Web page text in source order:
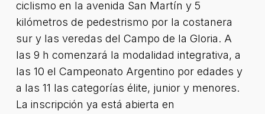
ciclismo en la avenida San Martín y 5
kilómetros de pedestrismo por la costanera
sur y las veredas del Campo de la Gloria. A
las 9 h comenzará la modalidad integrativa, a
las 10 el Campeonato Argentino por edades y
a las 11 las categorías élite, junior y menores.
La inscripción ya está abierta en